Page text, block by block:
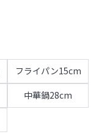
フライパン15cm
中華鍋28cm